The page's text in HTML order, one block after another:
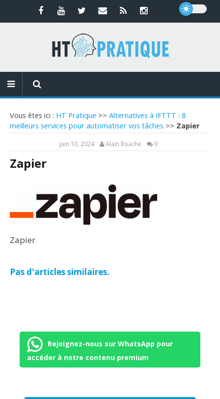
Vous êtes ici : HT Pratique >> Alternatives à IFTTT : 8
meilleurs services pour automatiser vos tâches >> Zapier
juin 10, 2024 Alain Roache 0
Zapier
Zapier
Pas d'articles similaires.
Rejoignez-nous sur WhatsApp pour
accéder à notre contenu premium